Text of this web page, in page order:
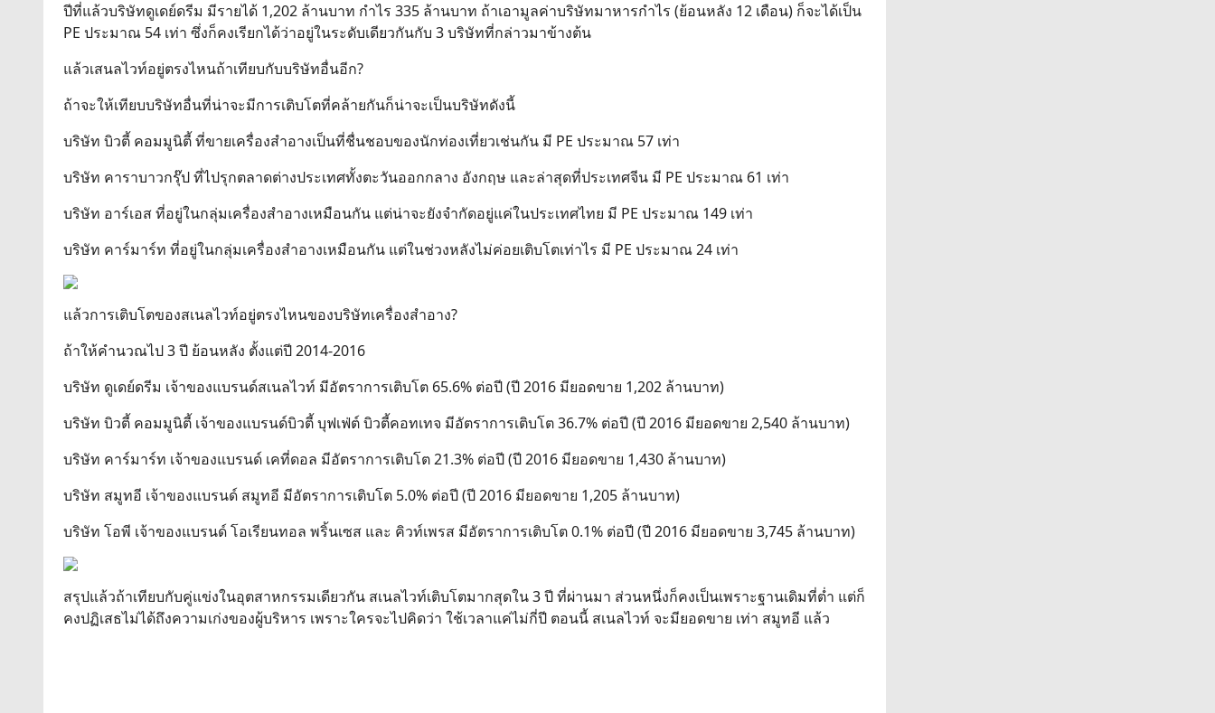
ปีที่แล้วบริษัทดูเดย์ดรีม มีรายได้ 1,202 ล้านบาท กำไร 335 ล้านบาท ถ้าเอามูลค่าบริษัทมาหารกำไร (ย้อนหลัง 12 เดือน) ก็จะได้เป็น
PE ประมาณ 54 เท่า ซึ่งก็คงเรียกได้ว่าอยู่ในระดับเดียวกันกับ 3 บริษัทที่กล่าวมาข้างต้น
แล้วเสนลไวท์อยู่ตรงไหนถ้าเทียบกับบริษัทอื่นอีก?
ถ้าจะให้เทียบบริษัทอื่นที่น่าจะมีการเติบโตที่คล้ายกันก็น่าจะเป็นบริษัทดังนี้
บริษัท บิวตี้ คอมมูนิตี้ ที่ขายเครื่องสำอางเป็นที่ชื่นชอบของนักท่องเที่ยวเช่นกัน มี PE ประมาณ 57 เท่า
บริษัท คาราบาวกรุ๊ป ที่ไปรุกตลาดต่างประเทศทั้งตะวันออกกลาง อังกฤษ และล่าสุดที่ประเทศจีน มี PE ประมาณ 61 เท่า
บริษัท อาร์เอส ที่อยู่ในกลุ่มเครื่องสำอางเหมือนกัน แต่น่าจะยังจำกัดอยู่แค่ในประเทศไทย มี PE ประมาณ 149 เท่า
บริษัท คาร์มาร์ท ที่อยู่ในกลุ่มเครื่องสำอางเหมือนกัน แต่ในช่วงหลังไม่ค่อยเติบโตเท่าไร มี PE ประมาณ 24 เท่า
แล้วการเติบโตของสเนลไวท์อยู่ตรงไหนของบริษัทเครื่องสำอาง?
ถ้าให้คำนวณไป 3 ปี ย้อนหลัง ตั้งแต่ปี 2014-2016
บริษัท ดูเดย์ดรีม เจ้าของแบรนด์สเนลไวท์ มีอัตราการเติบโต 65.6% ต่อปี (ปี 2016 มียอดขาย 1,202 ล้านบาท)
บริษัท บิวตี้ คอมมูนิตี้ เจ้าของแบรนด์บิวตี้ บุฟเฟ่ต์ บิวตี้คอทเทจ มีอัตราการเติบโต 36.7% ต่อปี (ปี 2016 มียอดขาย 2,540 ล้านบาท)
บริษัท คาร์มาร์ท เจ้าของแบรนด์ เคที่ดอล มีอัตราการเติบโต 21.3% ต่อปี (ปี 2016 มียอดขาย 1,430 ล้านบาท)
บริษัท สมูทอี เจ้าของแบรนด์ สมูทอี มีอัตราการเติบโต 5.0% ต่อปี (ปี 2016 มียอดขาย 1,205 ล้านบาท)
บริษัท โอพี เจ้าของแบรนด์ โอเรียนทอล พริ้นเซส และ คิวท์เพรส มีอัตราการเติบโต 0.1% ต่อปี (ปี 2016 มียอดขาย 3,745 ล้านบาท)
สรุปแล้วถ้าเทียบกับคู่แข่งในอุตสาหกรรมเดียวกัน สเนลไวท์เติบโตมากสุดใน 3 ปี ที่ผ่านมา ส่วนหนึ่งก็คงเป็นเพราะฐานเดิมที่ต่ำ แต่ก็
คงปฏิเสธไม่ได้ถึงความเก่งของผู้บริหาร เพราะใครจะไปคิดว่า ใช้เวลาแค่ไม่กี่ปี ตอนนี้ สเนลไวท์ จะมียอดขาย เท่า สมูทอี แล้ว